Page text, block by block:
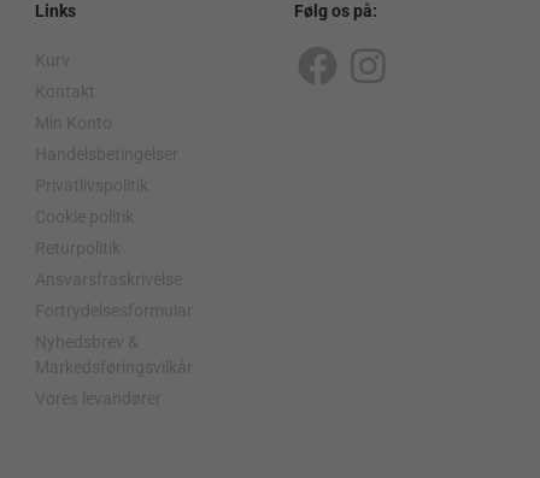
Links
Kurv
Kontakt
Min Konto
Handelsbetingelser
Privatlivspolitik
Cookie politik
Returpolitik
Ansvarsfraskrivelse
Fortrydelsesformular
Nyhedsbrev &
Markedsføringsvilkår
Vores levandører
Følg os på:
F
I